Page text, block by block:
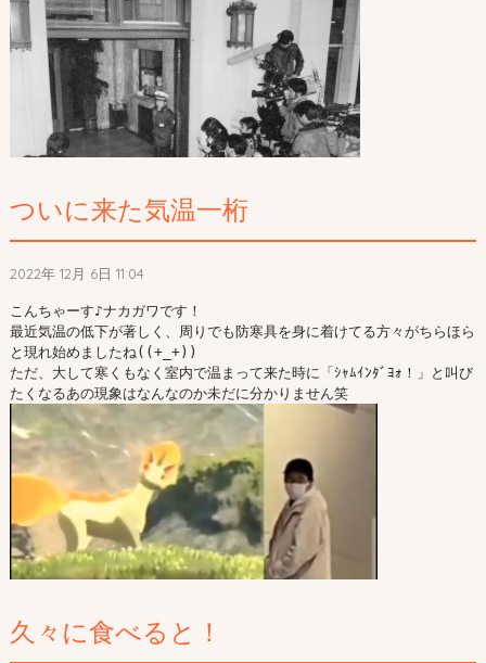
ついに来た気温一桁
2022年 12月 6日 11:04
こんちゃーす♪ナカガワです！
最近気温の低下が著しく、周りでも防寒具を身に着けてる方々がちらほら
と現れ始めましたね((+_+))
ただ、大して寒くもなく室内で温まって来た時に「ｼｬﾑｲﾝﾀﾞﾖｫ！」と叫び
たくなるあの現象はなんなのか未だに分かりません笑
久々に食べると！